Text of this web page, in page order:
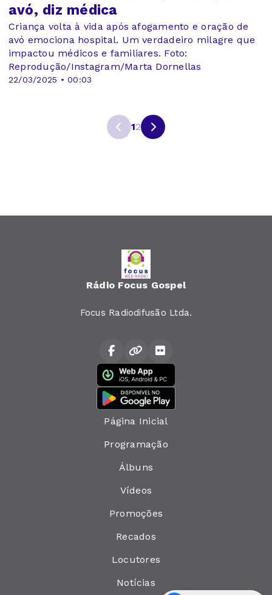
22/03/2025 • 00:03
avó, diz médica
Criança volta à vida após afogamento e oração de
avó emociona hospital. Um verdadeiro milagre que
impactou médicos e familiares. Foto:
Reprodução/Instagram/Marta Dornellas
12
Rádio Focus Gospel
Focus Radiodifusão Ltda.
Página Inicial
Programação
Álbuns
Vídeos
Promoções
Recados
Locutores
Notícias